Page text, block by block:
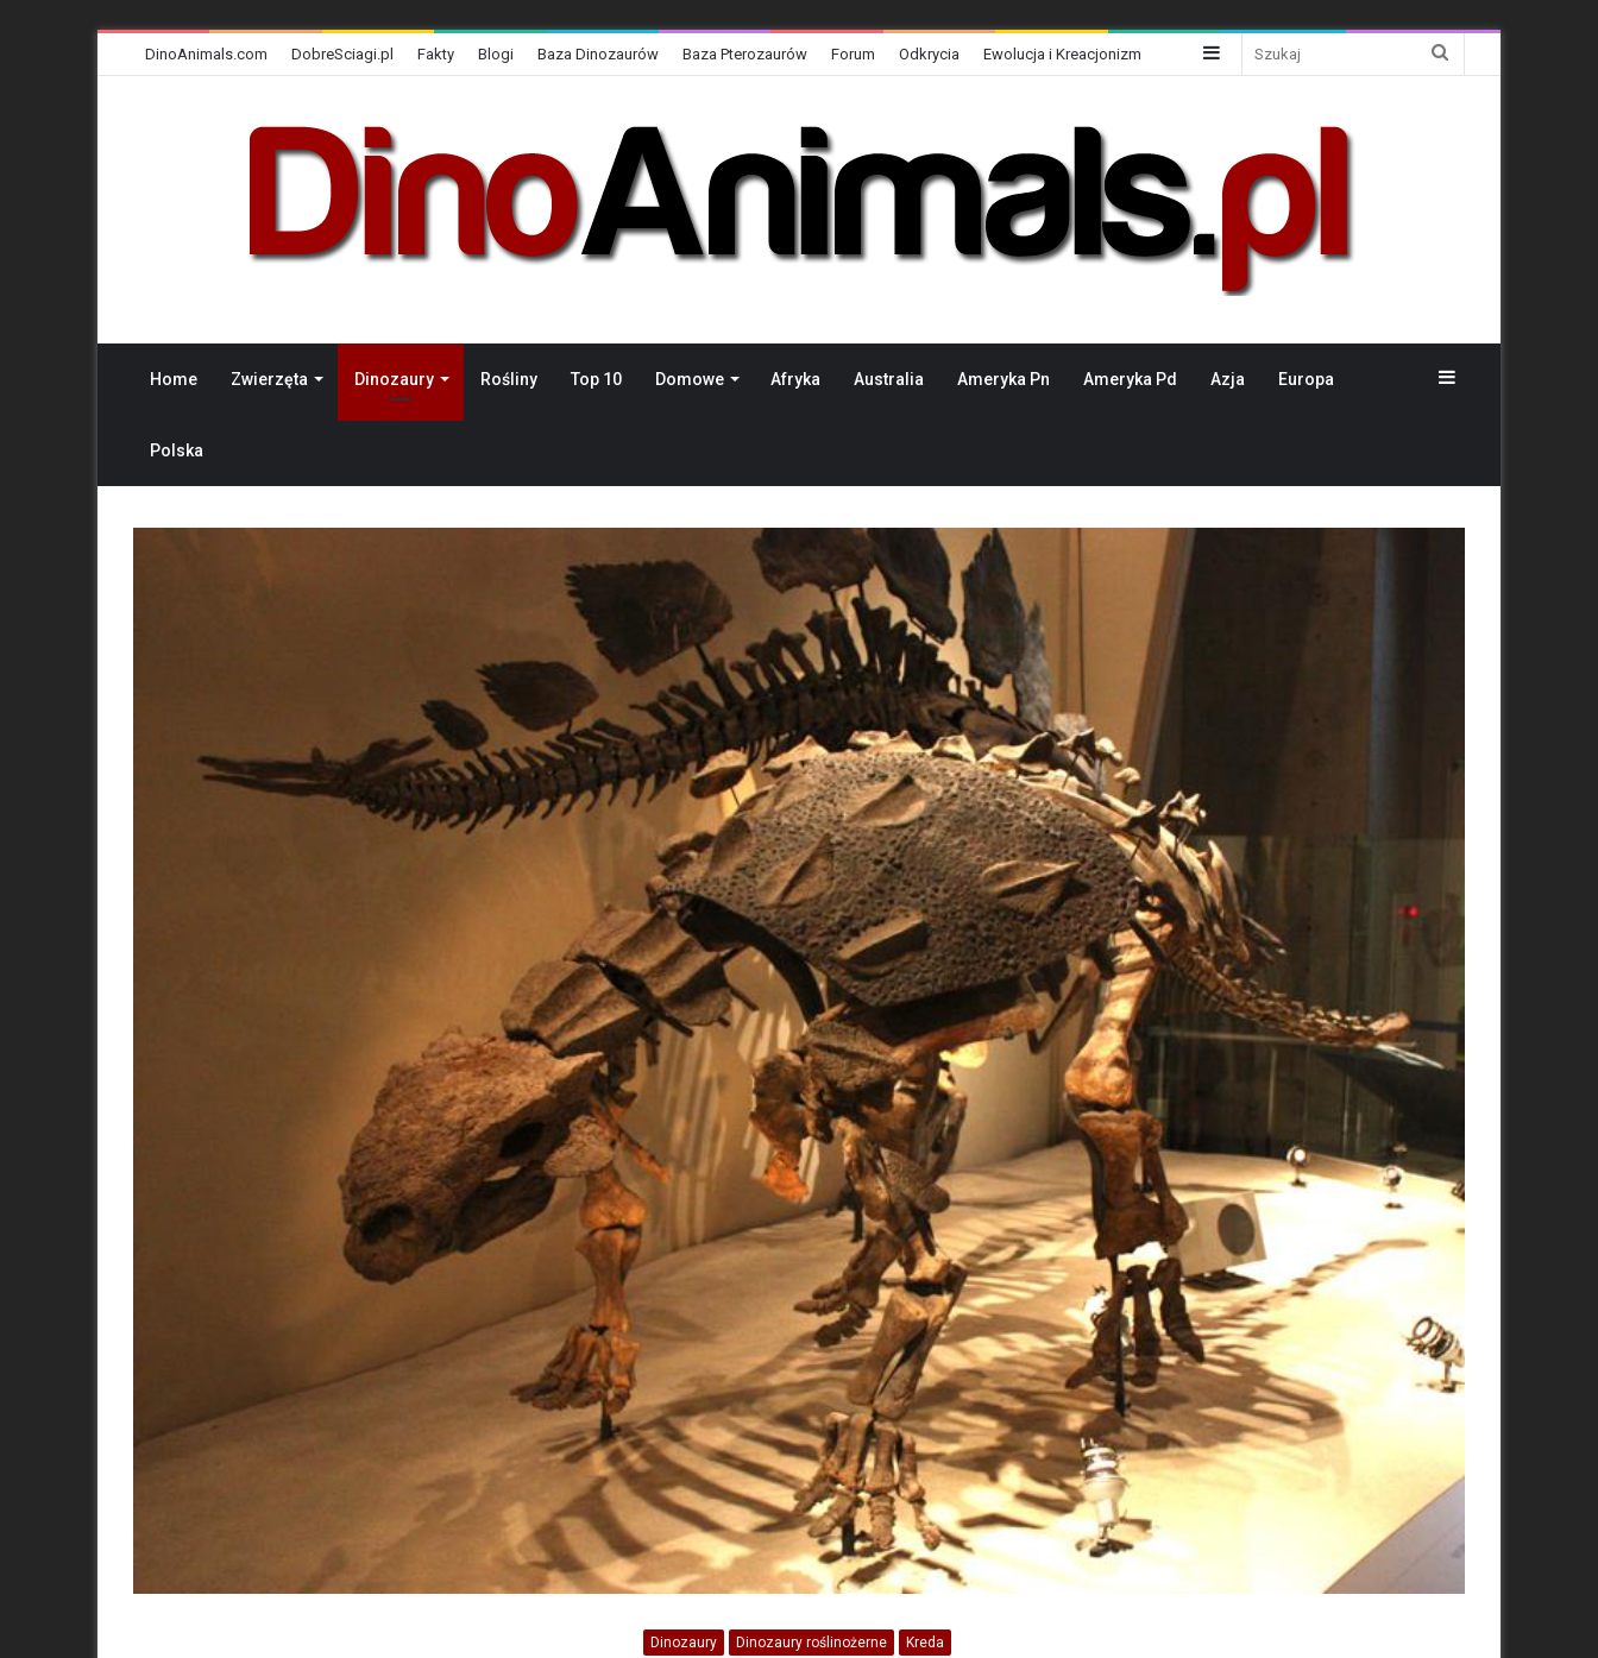
DinoAnimals.com DobreSciagi.pl Fakty Blogi Baza Dinozaurów Baza Pterozaurów Forum Odkrycia Ewolucja i Kreacjonizm Sidebar
Home Zwierzęta Dinozaury Rośliny Top 10 Domowe Afryka Australia Ameryka Pn Ameryka Pd Azja Europa
Polska
Sidebar
Dinozaury Dinozaury roślinożerne Kreda